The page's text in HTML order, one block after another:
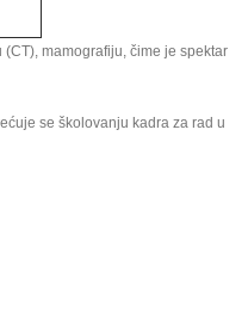
mamografiju, čime je spektar
se školovanju kadra za rad u